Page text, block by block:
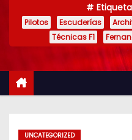
i
Pilotos Escuderías
Técnicas F1
UNCATEGORIZED